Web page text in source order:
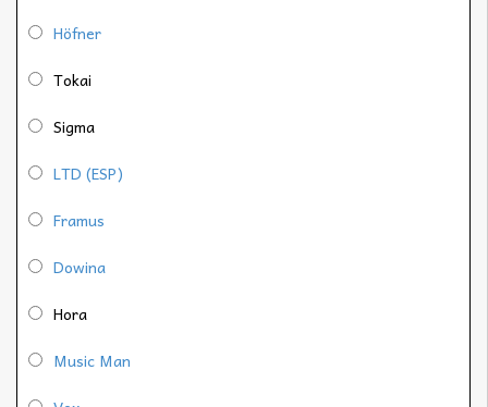
Höfner
Tokai
Sigma
LTD (ESP)
Framus
Dowina
Hora
Music Man